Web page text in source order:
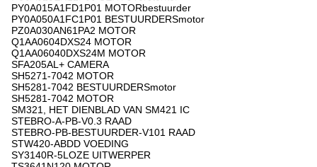
PY0A015A1FD1P01 MOTORbestuurder
PY0A050A1FC1P01 BESTUURDERSmotor
PZ0A030AN61PA2 MOTOR
Q1AA0604DXS24 MOTOR
Q1AA06040DXS24M MOTOR
SFA205AL+ CAMERA
SH5271-7042 MOTOR
SH5281-7042 BESTUURDERSmotor
SH5281-7042 MOTOR
SM321, HET DIENBLAD VAN SM421 IC
STEBRO-A-PB-V0.3 RAAD
STEBRO-PB-BESTUURDER-V101 RAAD
STW420-ABDD VOEDING
SY3140R-5LOZE UITWERPER